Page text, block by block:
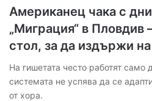
Американец чака с
„Миграция“ в Пловдив
стол, за да издържи
На гишетата често работят само
системата не успява да се
от хора.